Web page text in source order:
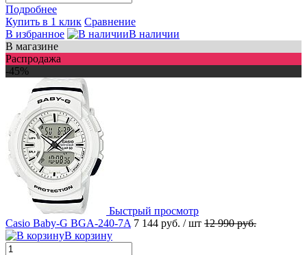
Подробнее
Купить в 1 клик Сравнение
В избранное
В наличии
В магазине
Распродажа
-45%
Быстрый просмотр
Casio Baby-G BGA-240-7A 7 144 руб. / шт 12 990 руб.
В корзину